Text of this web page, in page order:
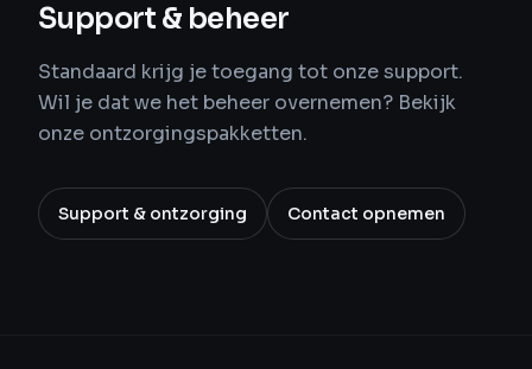
Support & beheer
Standaard krijg je toegang tot onze support.
Wil je dat we het beheer overnemen? Bekijk
onze ontzorgingspakketten.
Support & ontzorging Contact opnemen